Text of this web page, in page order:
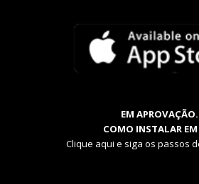
EM APROVAÇÃO.
COMO INSTALAR
Clique aqui e siga os passos